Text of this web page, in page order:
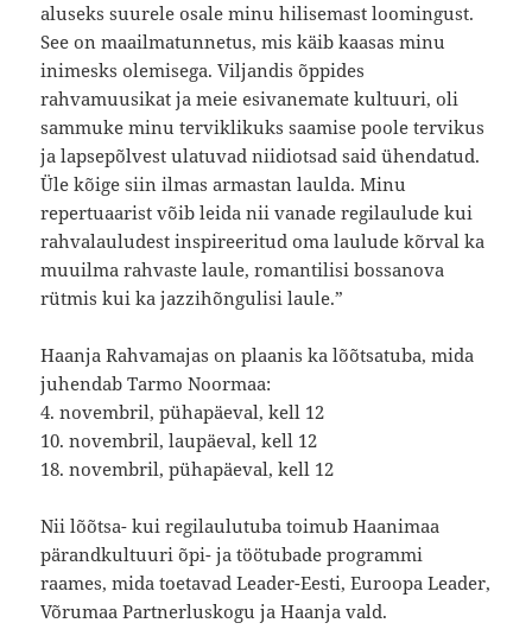
aluseks suurele osale minu hilisemast loomingust.
See on maailmatunnetus, mis käib kaasas minu
inimesks olemisega. Viljandis õppides
rahvamuusikat ja meie esivanemate kultuuri, oli
sammuke minu terviklikuks saamise poole tervikus
ja lapsepõlvest ulatuvad niidiotsad said ühendatud.
Üle kõige siin ilmas armastan laulda. Minu
repertuaarist võib leida nii vanade regilaulude kui
rahvalauludest inspireeritud oma laulude kõrval ka
muuilma rahvaste laule, romantilisi bossanova
rütmis kui ka jazzihõngulisi laule.”
Haanja Rahvamajas on plaanis ka lõõtsatuba, mida
juhendab Tarmo Noormaa:
4. novembril, pühapäeval, kell 12
10. novembril, laupäeval, kell 12
18. novembril, pühapäeval, kell 12
Nii lõõtsa- kui regilaulutuba toimub Haanimaa
pärandkultuuri õpi- ja töötubade programmi
raames, mida toetavad Leader-Eesti, Euroopa Leader,
Võrumaa Partnerluskogu ja Haanja vald.